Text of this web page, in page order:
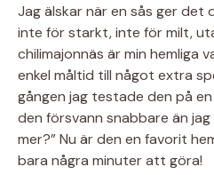
Jag älskar när en sås ger det
inte för starkt, inte för milt,
chilimajonnäs är min hemliga
enkel måltid till något extra
gången jag testade den på
den försvann snabbare än jag
mer?” Nu är den en favorit
bara några minuter att göra!